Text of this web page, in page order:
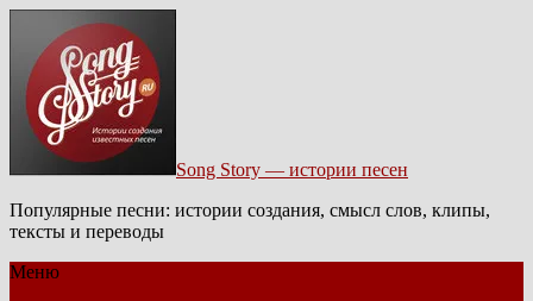
Song Story — истории песен
Популярные песни: истории создания, смысл слов, клипы,
тексты и переводы
Меню